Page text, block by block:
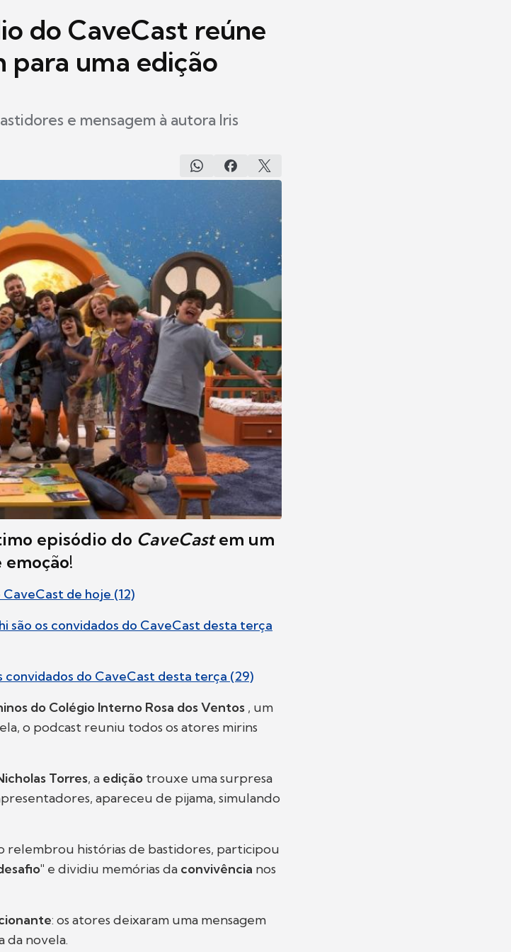
do CaveCast reúne
para uma edição
e mensagem à autora Iris
episódio do CaveCast em um
de hoje (12)
são os convidados do CaveCast desta terça
convidados do CaveCast desta terça (29)
do Colégio Interno Rosa dos Ventos , um
o podcast reuniu todos os atores mirins
Torres, a edição trouxe uma surpresa
apareceu de pijama, simulando
relembrou histórias de bastidores, participou
e dividiu memórias da convivência nos
: os atores deixaram uma mensagem
da novela.